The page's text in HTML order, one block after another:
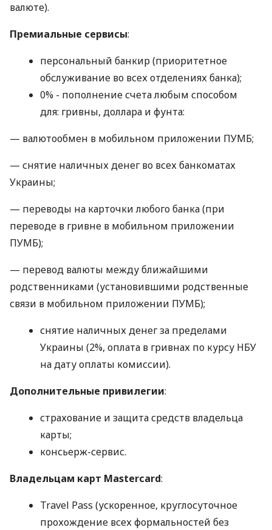
валюте).
Премиальные сервисы:
персональный банкир (приоритетное
обслуживание во всех отделениях банка);
0% - пополнение счета любым способом
для: гривны, доллара и фунта:
— валютообмен в мобильном приложении ПУМБ;
— снятие наличных денег во всех банкоматах
Украины;
— переводы на карточки любого банка (при
переводе в гривне в мобильном приложении
ПУМБ);
— перевод валюты между ближайшими
родственниками (установившими родственные
связи в мобильном приложении ПУМБ);
снятие наличных денег за пределами
Украины (2%, оплата в гривнах по курсу НБУ
на дату оплаты комиссии).
Дополнительные привилегии:
страхование и защита средств владельца
карты;
консьерж-сервис.
Владельцам карт Mastercard:
Travel Pass (ускоренное, круглосуточное
прохождение всех формальностей без